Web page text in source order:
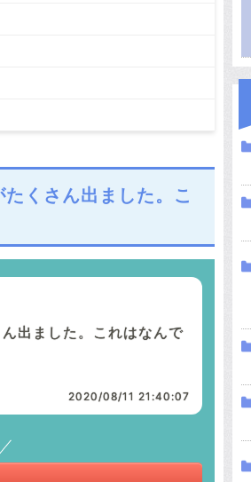
くさん出ました。こ
出ました。これはなんで
2020/08/11 21:40:07